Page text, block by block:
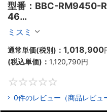
型番：BBC-RM9450-
46
BBC-RM9450シリー
Celeron対応ラックマウ
ミスミ
通常単価(税別)： 1,018,900
(税込単価)： 1,120,790円
0件のレビュー（商品レビュ